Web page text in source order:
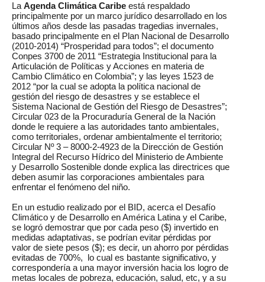
LaAgenda Climática Caribe está respaldado
principalmente por un marco jurídico desarrollado en los
últimos años desde las pasadas tragedias invernales,
basado principalmente en el Plan Nacional de Desarrollo
(2010-2014) “Prosperidad para todos”; el documento
Conpes 3700 de 2011 “Estrategia Institucional para la
Articulación de Políticas y Acciones en materia de
Cambio Climático en Colombia”; y las leyes 1523 de
2012 “por la cual se adopta la política nacional de
gestión del riesgo de desastres y se establece el
Sistema Nacional de Gestión del Riesgo de Desastres”;
Circular 023 de la Procuraduría General de la Nación
donde le requiere a las autoridades tanto ambientales,
como territoriales, ordenar ambientalmente el territorio;
Circular Nº 3 – 8000-2-4923 de la Dirección de Gestión
Integral del Recurso Hídrico del Ministerio de Ambiente
y Desarrollo Sostenible donde explica las directrices que
deben asumir las corporaciones ambientales para
enfrentar el fenómeno del niño.
En un estudio realizado por el BID, acerca el Desafío
Climático y de Desarrollo en América Latina y el Caribe,
se logró demostrar que por cada peso ($) invertido en
medidas adaptativas, se podrían evitar pérdidas por
valor de siete pesos ($); es decir, un ahorro por pérdidas
evitadas de 700%, lo cual es bastante significativo, y
correspondería a una mayor inversión hacia los logro de
metas locales de pobreza, educación, salud, etc, y a su